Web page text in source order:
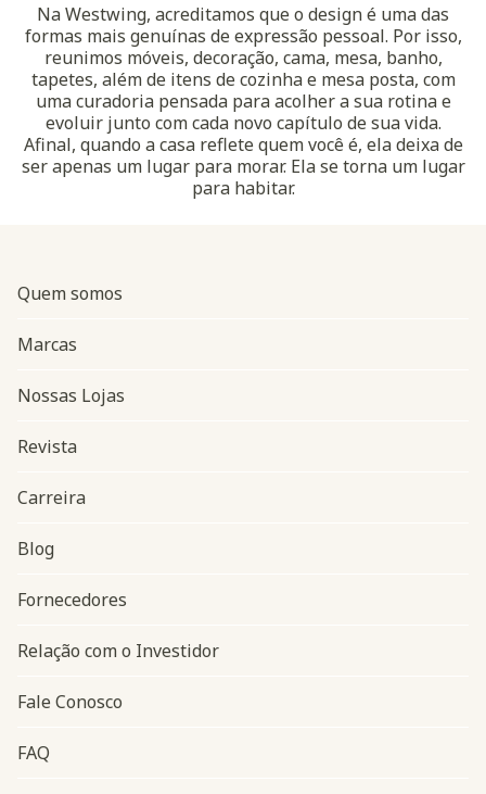
Na Westwing, acreditamos que o design é uma das
formas mais genuínas de expressão pessoal. Por isso,
reunimos móveis, decoração, cama, mesa, banho,
tapetes, além de itens de cozinha e mesa posta, com
uma curadoria pensada para acolher a sua rotina e
evoluir junto com cada novo capítulo de sua vida.
Afinal, quando a casa reflete quem você é, ela deixa de
ser apenas um lugar para morar. Ela se torna um lugar
para habitar.
Navegação do rodapé
Quem somos
Marcas
Nossas Lojas
Revista
Carreira
Blog
Fornecedores
Relação com o Investidor
Fale Conosco
FAQ